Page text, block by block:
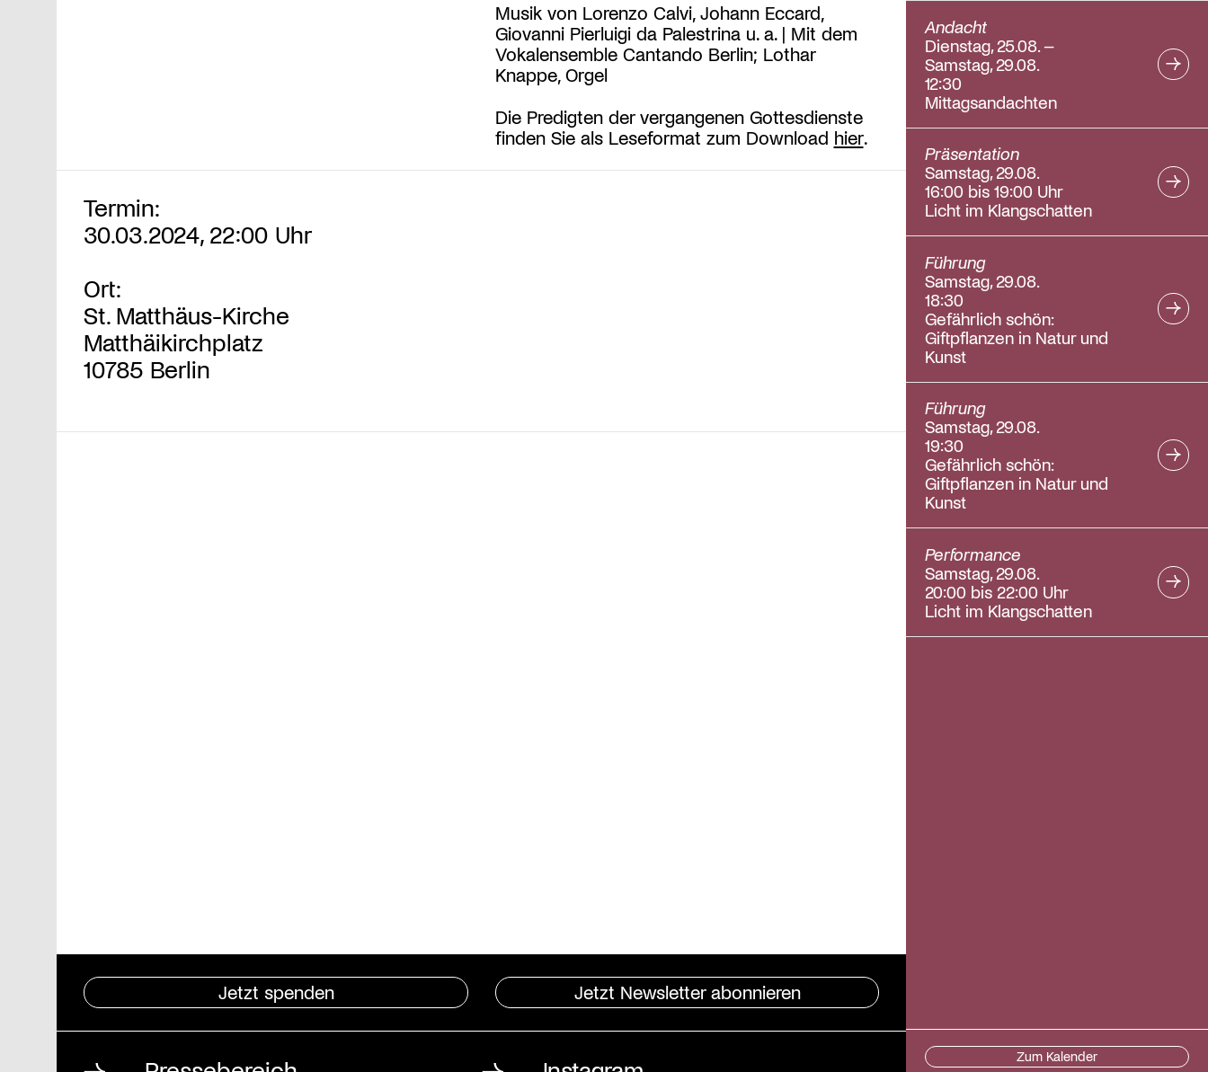
Musik von Lorenzo Calvi, Johann Eccard,
Giovanni Pierluigi da Palestrina u. a. | Mit dem
Vokalensemble Cantando Berlin; Lothar
Knappe, Orgel
Die Predigten der vergangenen Gottesdienste
finden Sie als Leseformat zum Download hier.
Termin:
30.03.2024, 22:00 Uhr
Ort:
St. Matthäus-Kirche
Matthäikirchplatz
10785 Berlin
Jetzt spenden Jetzt Newsletter abonnieren
Andacht
Dienstag, 25.08. –
Samstag, 29.08.
12:30
Mittagsandachten
Präsentation
Samstag, 29.08.
16:00 bis 19:00 Uhr
Licht im Klangschatten
Führung
Samstag, 29.08.
18:30
Gefährlich schön:
Giftpflanzen in Natur und
Kunst
Führung
Samstag, 29.08.
19:30
Gefährlich schön:
Giftpflanzen in Natur und
Kunst
Performance
Samstag, 29.08.
20:00 bis 22:00 Uhr
Licht im Klangschatten
Zum Kalender